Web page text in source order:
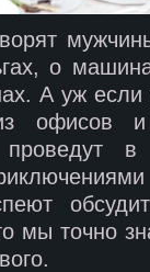
о
А уж
офисов
мы точно